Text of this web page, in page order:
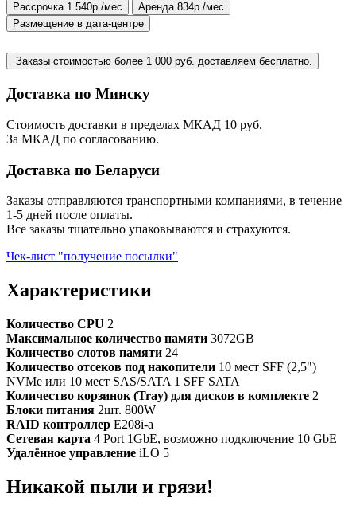
Рассрочка 1 540р./мес
Аренда 834р./мес
Размещение в дата-центре
Заказы стоимостью более 1 000 руб. доставляем бесплатно.
Доставка по Минску
Стоимость доставки в пределах МКАД 10 руб.
За МКАД по согласованию.
Доставка по Беларуси
Заказы отправляются транспортными компаниями, в течение
1-5 дней после оплаты.
Все заказы тщательно упаковываются и страхуются.
Чек-лист "получение посылки"
Характеристики
Количество CPU 2
Максимальное количество памяти 3072GB
Количество слотов памяти 24
Количество отсеков под накопители 10 мест SFF (2,5")
NVMe или 10 мест SAS/SATA 1 SFF SATA
Количество корзинок (Tray) для дисков в комплекте 2
Блоки питания 2шт. 800W
RAID контроллер E208i-a
Сетевая карта 4 Port 1GbE, возможно подключение 10 GbE
Удалённое управление iLO 5
Никакой пыли и грязи!